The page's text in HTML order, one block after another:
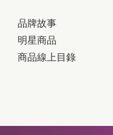
品牌故事
明星商品
商品線上目錄